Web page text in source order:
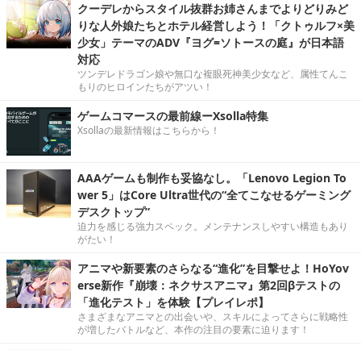
クーデレからスタイル抜群お姉さんまでよりどりみど
りな人外娘たちとホテル経営しよう！「クトゥルフ×美
少女」テーマのADV『ヨグ=ソトースの庭』が日本語
対応
ツンデレドラゴン娘や無口な複眼死神美少女など、属性てんこ
もりのヒロインたちがアツい！
ゲームコマースの最前線ーXsolla特集
Xsollaの最新情報はこちらから！
AAAゲームも制作も妥協なし。「Lenovo Legion To
wer 5」はCore Ultra世代の“全てこなせるゲーミング
デスクトップ”
迫力を感じる強力スペック。メンテナンスしやすい構造もあり
がたい！
アニマや新要素のさらなる“進化”を目撃せよ！HoYov
erse新作『崩壊：ネクサスアニマ』第2回βテストの
「進化テスト」を体験【プレイレポ】
さまざまなアニマとの出会いや、スキルによってさらに戦略性
が増したバトルなど、本作の注目の要素に迫ります！